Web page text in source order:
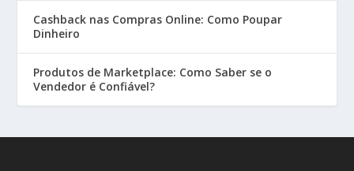
Cashback nas Compras Online: Como Poupar
Dinheiro
Produtos de Marketplace: Como Saber se o
Vendedor é Confiável?